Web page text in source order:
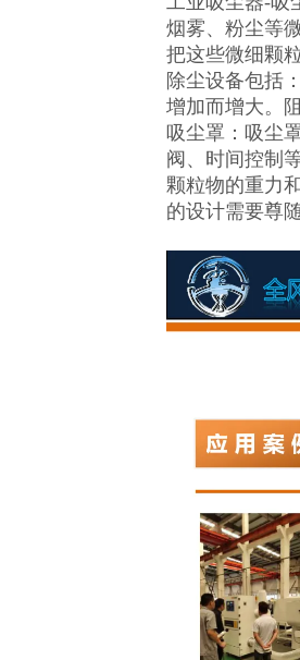
烟雾、粉尘等
把这些微细颗
除尘设备包括
增加而增大。
吸尘罩：吸尘
阀、时间控制
颗粒物的重力
的设计需要尊